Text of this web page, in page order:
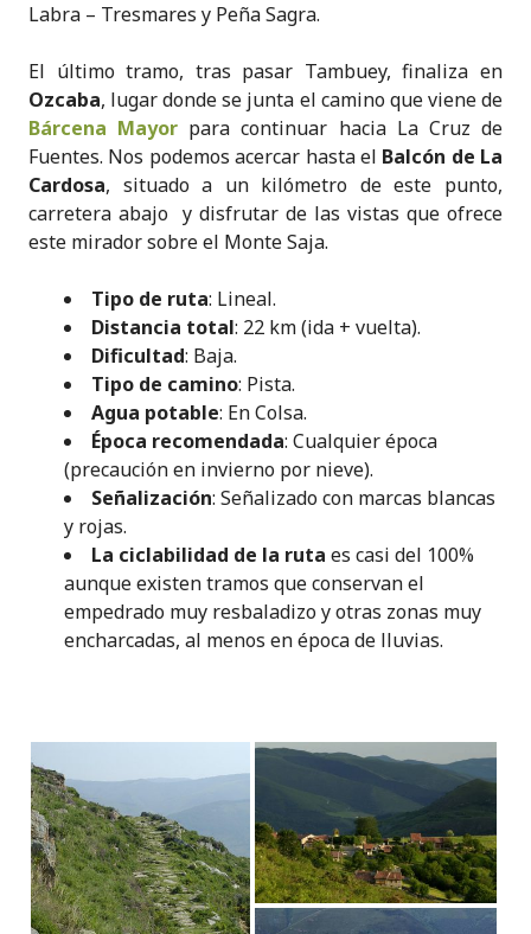
Labra – Tresmares y Peña Sagra.
El último tramo, tras pasar Tambuey, finaliza en
Ozcaba, lugar donde se junta el camino que viene de
Bárcena Mayor para continuar hacia La Cruz de
Fuentes. Nos podemos acercar hasta el Balcón de La
Cardosa, situado a un kilómetro de este punto,
carretera abajo y disfrutar de las vistas que ofrece
este mirador sobre el Monte Saja.
Tipo de ruta: Lineal.
Distancia total: 22 km (ida + vuelta).
Dificultad: Baja.
Tipo de camino: Pista.
Agua potable: En Colsa.
Época recomendada: Cualquier época
(precaución en invierno por nieve).
Señalización: Señalizado con marcas blancas
y rojas.
La ciclabilidad de la ruta es casi del 100%
aunque existen tramos que conservan el
empedrado muy resbaladizo y otras zonas muy
encharcadas, al menos en época de lluvias.